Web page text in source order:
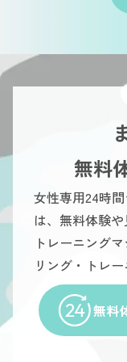
無料
女性専用24時
は、無料体験
トレーニング
リング・トレ
無料